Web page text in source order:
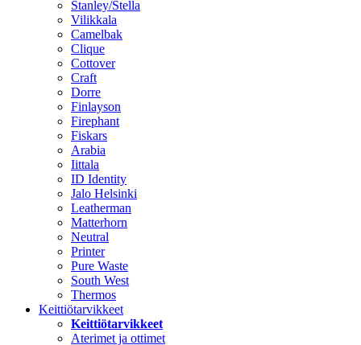
Stanley/Stella
Vilikkala
Camelbak
Clique
Cottover
Craft
Dorre
Finlayson
Firephant
Fiskars
Arabia
Iittala
ID Identity
Jalo Helsinki
Leatherman
Matterhorn
Neutral
Printer
Pure Waste
South West
Thermos
Keittiötarvikkeet
Keittiötarvikkeet
Aterimet ja ottimet